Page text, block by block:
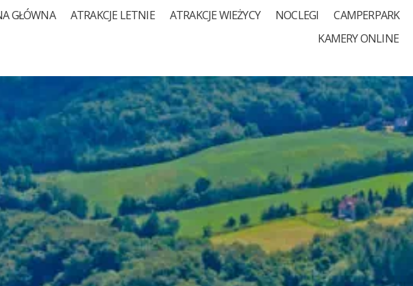
GŁÓWNA ATRAKCJE LETNIE ATRAKCJE WIEŻYCY NOCLEGI CAMPERPARK
KAMERY ONLINE